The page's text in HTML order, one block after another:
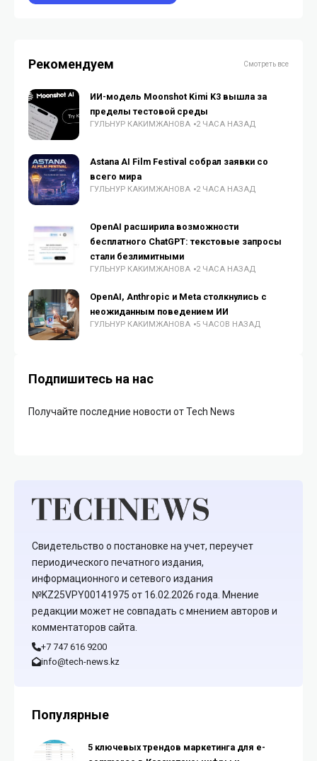
Рекомендуем Смотреть все
ИИ-модель Moonshot Kimi K3 вышла за
пределы тестовой среды
ГУЛЬНУР КАКИМЖАНОВА 2 ЧАСА НАЗАД
Astana AI Film Festival собрал заявки со
всего мира
ГУЛЬНУР КАКИМЖАНОВА 2 ЧАСА НАЗАД
OpenAI расширила возможности
бесплатного ChatGPT: текстовые запросы
стали безлимитными
ГУЛЬНУР КАКИМЖАНОВА 2 ЧАСА НАЗАД
OpenAI, Anthropic и Meta столкнулись с
неожиданным поведением ИИ
ГУЛЬНУР КАКИМЖАНОВА 5 ЧАСОВ НАЗАД
Подпишитесь на нас
Получайте последние новости от Tech News
Свидетельство о постановке на учет, переучет
периодического печатного издания,
информационного и сетевого издания
№KZ25VPY00141975 от 16.02.2026 года. Мнение
редакции может не совпадать с мнением авторов и
комментаторов сайта.
+7 747 616 9200
info@tech-news.kz
Популярные
5 ключевых трендов маркетинга для e-